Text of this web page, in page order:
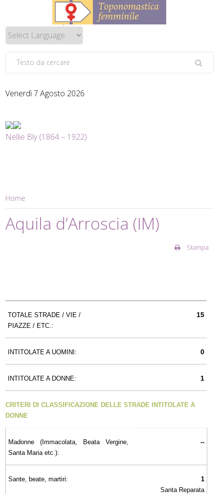
Venerdì 7 Agosto 2026
Nellie Bly (1864 – 1922)
Home
Aquila d’Arroscia (IM)
Stampa
TOTALE STRADE / VIE /
PIAZZE / ETC.:
15
INTITOLATE A UOMINI: 0
INTITOLATE A DONNE: 1
CRITERI DI CLASSIFICAZIONE DELLE STRADE INTITOLATE A
DONNE
Madonne (Immacolata, Beata Vergine,
Santa Maria etc.):
--
Sante, beate, martiri:
1
Santa Reparata